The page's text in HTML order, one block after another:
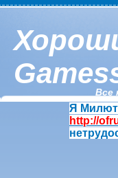
Все
Я
http://